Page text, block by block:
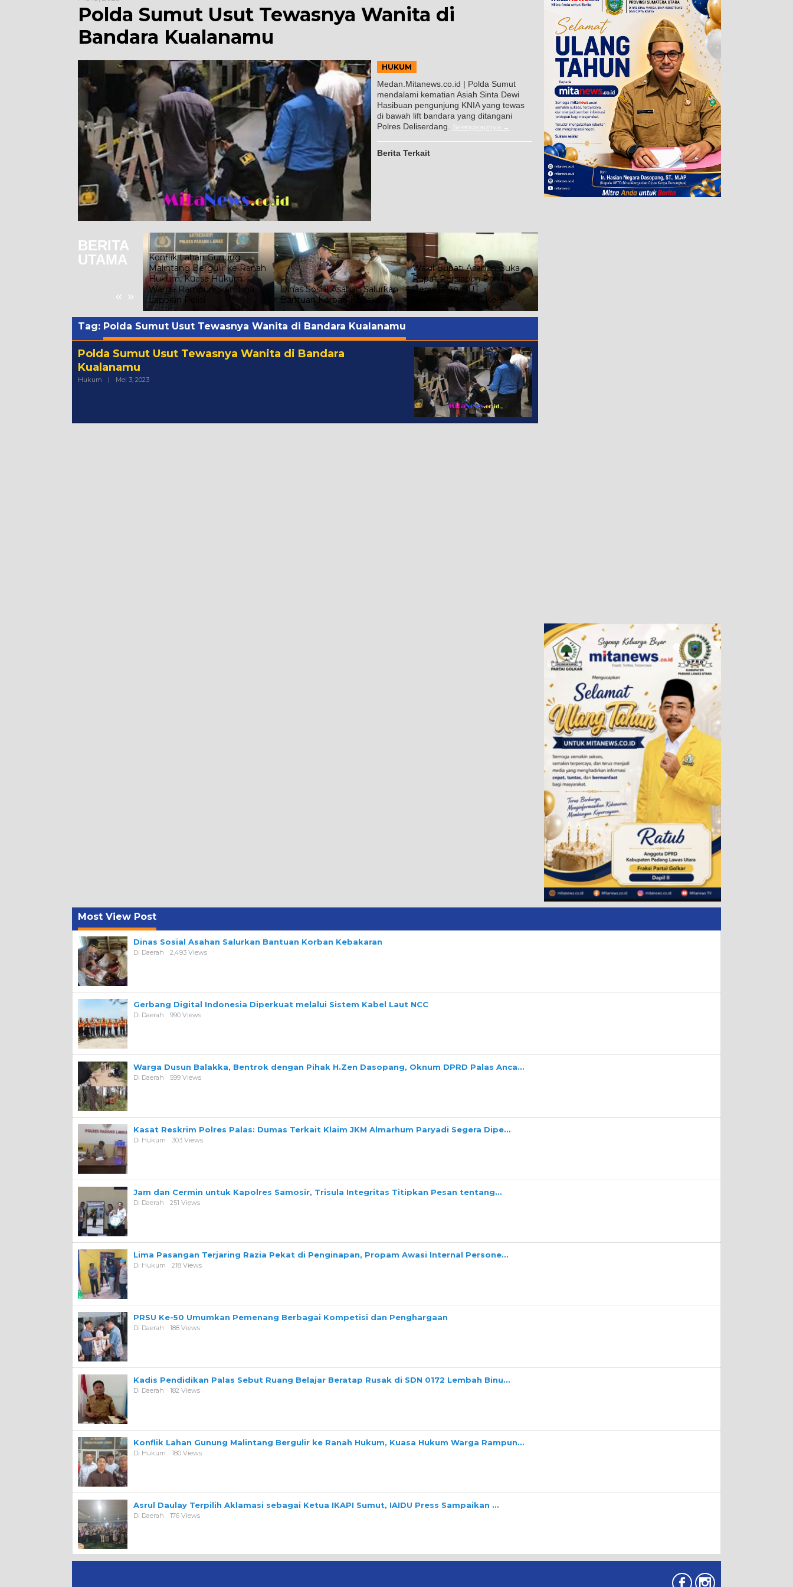
Polda Sumut Usut Tewasnya Wanita di
Bandara Kualanamu
HUKUM
Medan.Mitanews.co.id | Polda Sumut
mendalami kematian Asiah Sinta Dewi
Hasibuan pengunjung KNIA yang tewas
di bawah lift bandara yang ditangani
Polres Deliserdang. Selengkapnya
Berita Terkait
BERITA
UTAMA
« »
Bupati Asahan Hadiri
Konflik Lahan Gunung
Malintang Bergulir ke Ranah
Hukum, Kuasa Hukum
Warga Rampungkan Tiga
Laporan Polisi
Dinas Sosial Asahan Salurkan
Bantuan Korban Kebakaran
Wakil Bupati Asahan Buka
Rapat Persiapan Panitia
Peringatan HUT
Kemerdekaan RI Ke-81
Tag: Polda Sumut Usut Tewasnya Wanita di Bandara Kualanamu
Polda Sumut Usut Tewasnya Wanita di Bandara
Kualanamu
Hukum | Mei 3, 2023Oleh
Most View Post
Dinas Sosial Asahan Salurkan Bantuan Korban Kebakaran
Di Daerah 2,493 Views
Gerbang Digital Indonesia Diperkuat melalui Sistem Kabel Laut NCC
Di Daerah 990 Views
Warga Dusun Balakka, Bentrok dengan Pihak H.Zen Dasopang, Oknum DPRD Palas Anca…
Di Daerah 599 Views
Kasat Reskrim Polres Palas: Dumas Terkait Klaim JKM Almarhum Paryadi Segera Dipe…
Di Hukum 303 Views
Jam dan Cermin untuk Kapolres Samosir, Trisula Integritas Titipkan Pesan tentang…
Di Daerah 251 Views
Lima Pasangan Terjaring Razia Pekat di Penginapan, Propam Awasi Internal Persone…
Di Hukum 218 Views
PRSU Ke-50 Umumkan Pemenang Berbagai Kompetisi dan Penghargaan
Di Daerah 188 Views
Kadis Pendidikan Palas Sebut Ruang Belajar Beratap Rusak di SDN 0172 Lembah Binu…
Di Daerah 182 Views
Konflik Lahan Gunung Malintang Bergulir ke Ranah Hukum, Kuasa Hukum Warga Rampun…
Di Hukum 180 Views
Asrul Daulay Terpilih Aklamasi sebagai Ketua IKAPI Sumut, IAIDU Press Sampaikan …
Di Daerah 176 Views